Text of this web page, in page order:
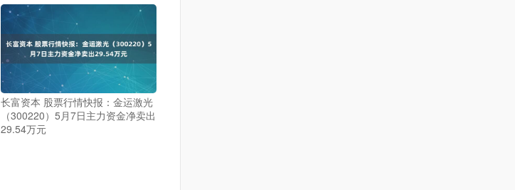
长富资本 股票行情快报：金运激光
（300220）5月7日主力资金净卖出
29.54万元